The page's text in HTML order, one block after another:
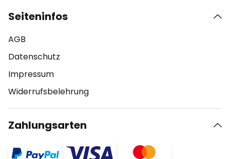
Seiteninfos
AGB
Datenschutz
Impressum
Widerrufsbelehrung
Zahlungsarten